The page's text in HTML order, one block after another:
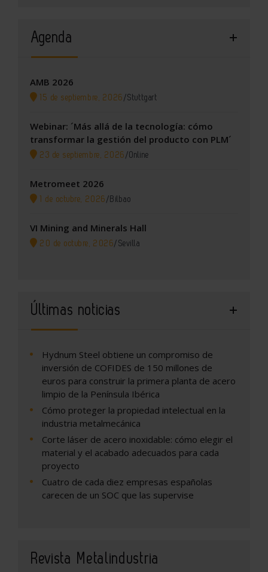
Agenda
AMB 2026
15 de septiembre, 2026 /Stuttgart
Webinar: ´Más allá de la tecnología: cómo
transformar la gestión del producto con PLM´
23 de septiembre, 2026 /Online
Metromeet 2026
1 de octubre, 2026 / Bilbao
VI Mining and Minerals Hall
20 de octubre, 2026/ Sevilla
Últimas noticias
Hydnum Steel obtiene un compromiso de
inversión de COFIDES de 150 millones de
euros para construir la primera planta de acero
limpio de la Península Ibérica
Cómo proteger la propiedad intelectual en la
industria metalmecánica
Corte láser de acero inoxidable: cómo elegir el
material y el acabado adecuados para cada
proyecto
Cuatro de cada diez empresas españolas
carecen de un SOC que las supervise
Revista Metalindustria